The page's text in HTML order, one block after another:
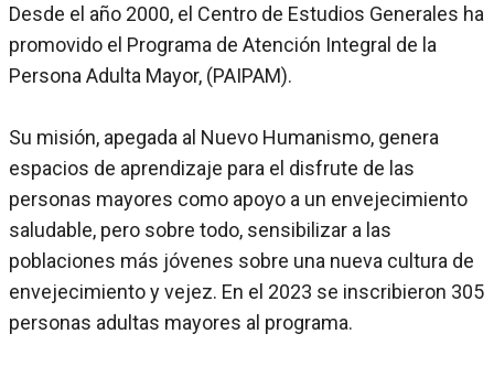
Desde el año 2000, el Centro de Estudios Generales ha
promovido el Programa de Atención Integral de la
Persona Adulta Mayor, (PAIPAM).
Su misión, apegada al Nuevo Humanismo, genera
espacios de aprendizaje para el disfrute de las
personas mayores como apoyo a un envejecimiento
saludable, pero sobre todo, sensibilizar a las
poblaciones más jóvenes sobre una nueva cultura de
envejecimiento y vejez. En el 2023 se inscribieron 305
personas adultas mayores al programa.